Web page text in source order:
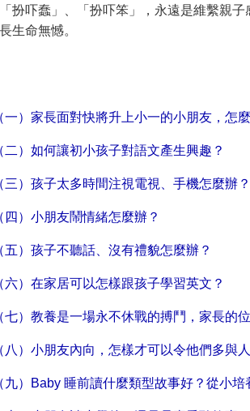
扮吓蠢」、「扮吓笨」，永遠是維繫親
生命無憾。
一）家長面對快將升上小一的小朋友，怎
）如何讓初小孩子對語文產生興趣？
三）孩子太多時間注視電視、手機怎麼辦？
）小朋友鬧情緒怎麼辦？
）孩子不聽話、沒有禮貌怎麼辦？
）在家居可以怎樣跟孩子學習英文？
七）教養是一場永不休戰的搏鬥，家長的
八）小朋友內向，怎樣才可以令他們多與
九）Baby 睡前讀什麼類型故事好？從小